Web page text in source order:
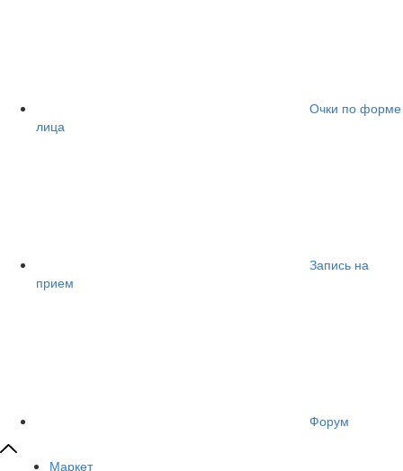
Очки по форме
лица
Запись на
прием
Форум
Маркет